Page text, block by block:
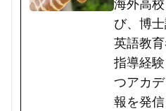
海外高
び、博
英語教
指導経
つアカ
報を発信